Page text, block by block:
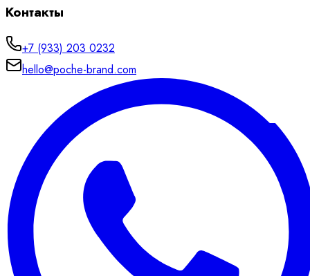
Контакты
+7 (933) 203 0232
hello@poche-brand.com